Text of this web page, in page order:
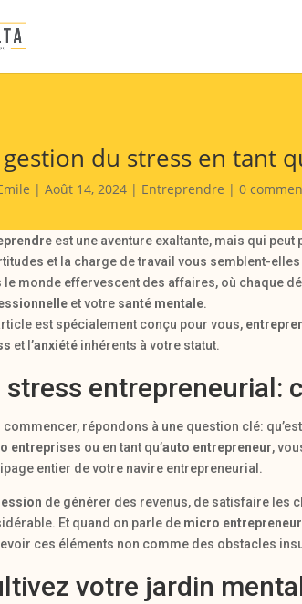
gestion du stress en tant
|Août 14, 2024 | Entreprendre |0
est une aventure exaltante, mais qui
et la charge de travail vous semblent-
le monde effervescent des affaires, où chaque
et votre santé mentale.
est spécialement conçu pour vous,
et l’anxiété inhérents à votre statut.
stress entrepreneurial:
commencer, répondons à une question clé:
entreprises ou en tant qu’auto entrepreneur,
entier de votre navire entrepreneurial.
de générer des revenus, de satisfaire les
Et quand on parle de micro entrepreneur
ces éléments non comme des obstacles
votre jardin